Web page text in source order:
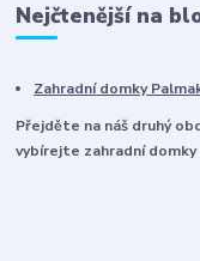
Nejčtenější na
Zahradní domky
Přejděte na náš druhý
vybírejte zahradní